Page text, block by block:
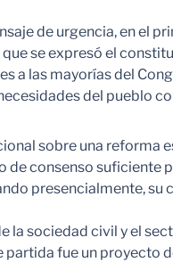
de urgencia, en el
se expresó el
a las mayorías del
del pueblo
sobre una reforma
consenso suficiente
presencialmente, su
la sociedad civil y el
fue un proyecto